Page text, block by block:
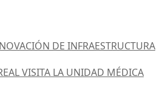
DE INFRAESTRUCTURA
VISITA LA UNIDAD MÉDICA